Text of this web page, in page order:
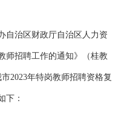
自治区财政厅自治区人力资
师招聘工作的通知》（桂教
2023年特岗教师招聘资格复
下：